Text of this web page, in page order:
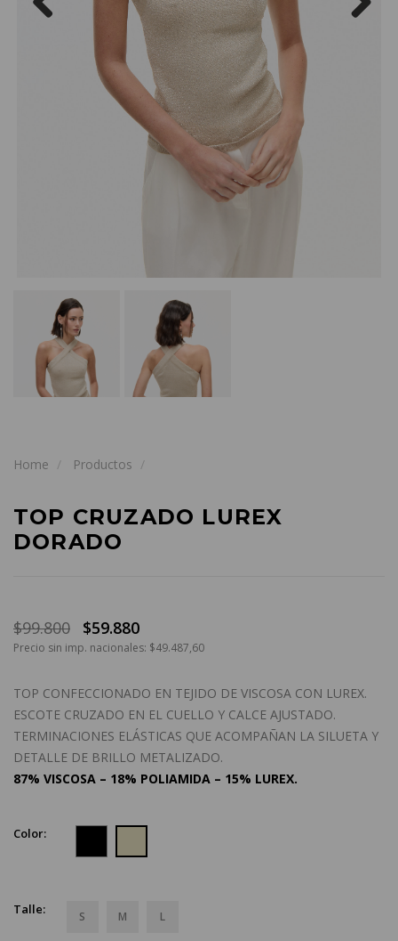
Home Productos
TOP CRUZADO LUREX
DORADO
$99.800 $59.880
Precio sin imp. nacionales: $49.487,60
TOP CONFECCIONADO EN TEJIDO DE VISCOSA CON LUREX.
ESCOTE CRUZADO EN EL CUELLO Y CALCE AJUSTADO.
TERMINACIONES ELÁSTICAS QUE ACOMPAÑAN LA SILUETA Y
DETALLE DE BRILLO METALIZADO.
87% VISCOSA – 18% POLIAMIDA – 15% LUREX.
Color:
Talle: S M L